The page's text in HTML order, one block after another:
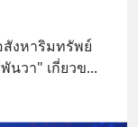
งหาริมทรัพย์
นวา" เกี่ยวข